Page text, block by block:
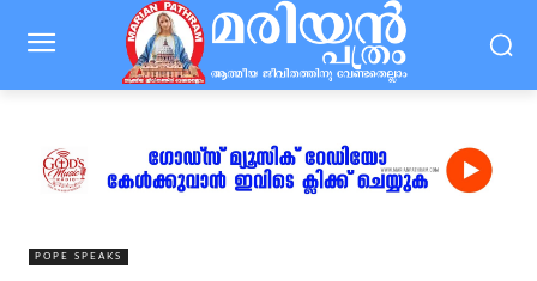
POPE SPEAKS